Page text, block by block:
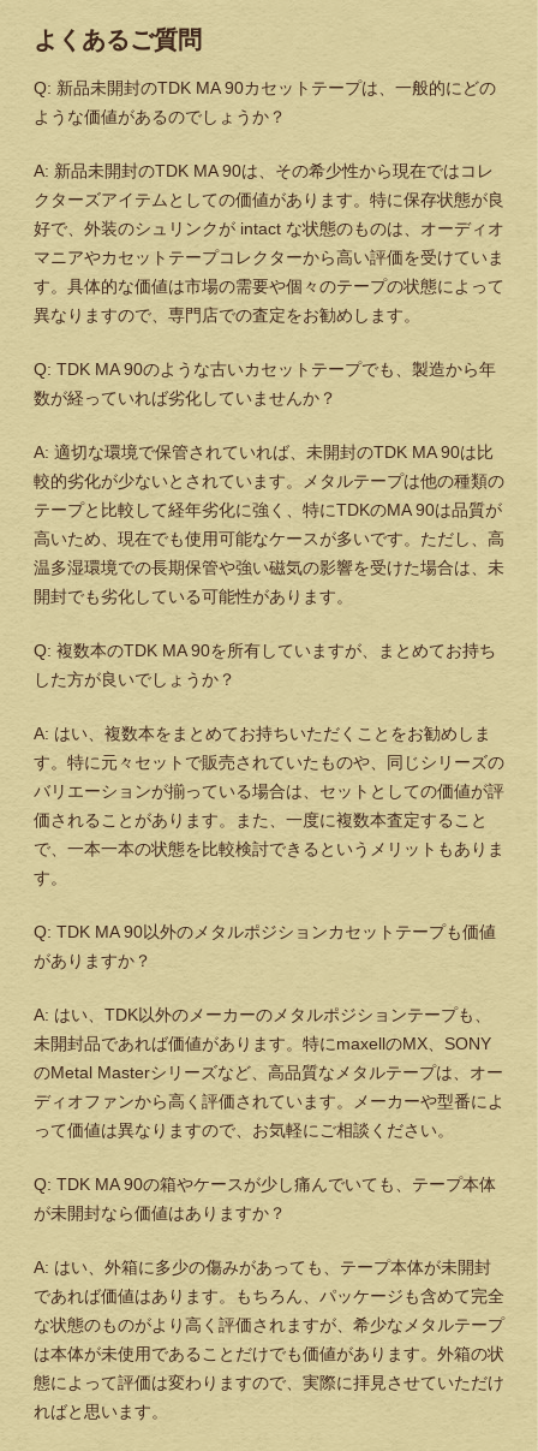
よくあるご質問
Q: 新品未開封のTDK MA 90カセットテープは、一般的にどの
ような価値があるのでしょうか？
A: 新品未開封のTDK MA 90は、その希少性から現在ではコレ
クターズアイテムとしての価値があります。特に保存状態が良
好で、外装のシュリンクが intact な状態のものは、オーディオ
マニアやカセットテープコレクターから高い評価を受けていま
す。具体的な価値は市場の需要や個々のテープの状態によって
異なりますので、専門店での査定をお勧めします。
Q: TDK MA 90のような古いカセットテープでも、製造から年
数が経っていれば劣化していませんか？
A: 適切な環境で保管されていれば、未開封のTDK MA 90は比
較的劣化が少ないとされています。メタルテープは他の種類の
テープと比較して経年劣化に強く、特にTDKのMA 90は品質が
高いため、現在でも使用可能なケースが多いです。ただし、高
温多湿環境での長期保管や強い磁気の影響を受けた場合は、未
開封でも劣化している可能性があります。
Q: 複数本のTDK MA 90を所有していますが、まとめてお持ち
した方が良いでしょうか？
A: はい、複数本をまとめてお持ちいただくことをお勧めしま
す。特に元々セットで販売されていたものや、同じシリーズの
バリエーションが揃っている場合は、セットとしての価値が評
価されることがあります。また、一度に複数本査定すること
で、一本一本の状態を比較検討できるというメリットもありま
す。
Q: TDK MA 90以外のメタルポジションカセットテープも価値
がありますか？
A: はい、TDK以外のメーカーのメタルポジションテープも、
未開封品であれば価値があります。特にmaxellのMX、SONY
のMetal Masterシリーズなど、高品質なメタルテープは、オー
ディオファンから高く評価されています。メーカーや型番によ
って価値は異なりますので、お気軽にご相談ください。
Q: TDK MA 90の箱やケースが少し痛んでいても、テープ本体
が未開封なら価値はありますか？
A: はい、外箱に多少の傷みがあっても、テープ本体が未開封
であれば価値はあります。もちろん、パッケージも含めて完全
な状態のものがより高く評価されますが、希少なメタルテープ
は本体が未使用であることだけでも価値があります。外箱の状
態によって評価は変わりますので、実際に拝見させていただけ
ればと思います。